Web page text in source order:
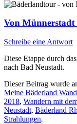
Von Münnerstadt
Schreibe eine Antwort
Diese Etappe durch
nach Bad Neustadt.
Dieser Beitrag wurde
Meine Bäderland
2018, Wandern mit
Neustadt, Bäderland
Strahlungen.